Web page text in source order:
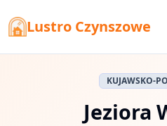
Lustro Czynszowe
KUJAWSKO-
Jeziora